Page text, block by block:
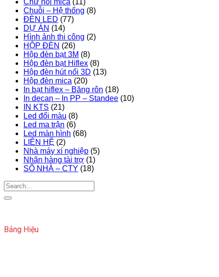
Chuỗi – Hệ thống (8)
ĐÈN LED (77)
DỰ ÁN (14)
Hình ảnh thi công (2)
HỘP ĐÈN (26)
Hộp đèn bạt 3M (8)
Hộp đèn bạt Hiflex (8)
Hộp đèn hút nổi 3D (13)
Hộp đèn mica (20)
In bạt hiflex – Băng rôn (18)
In decan – In PP – Standee (10)
IN KTS (21)
Led đổi màu (8)
Led ma trận (6)
Led màn hình (68)
LIÊN HỆ (2)
Nhà máy xí nghiệp (5)
Nhãn hàng tài trợ (1)
SỐ NHÀ – CTY (18)
Bảng Hiệu